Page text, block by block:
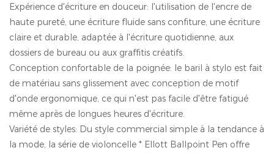
Expérience d'écriture en douceur: l'utilisation de l'encre de
haute pureté, une écriture fluide sans confiture, une écriture
claire et durable, adaptée à l'écriture quotidienne, aux
dossiers de bureau ou aux graffitis créatifs.
Conception confortable de la poignée: le baril à stylo est fait
de matériau sans glissement avec conception de motif
d'onde ergonomique, ce qui n'est pas facile d'être fatigué
même après de longues heures d'écriture.
Variété de styles: Du style commercial simple à la tendance à
la mode, la série de violoncelle * Ellott Ballpoint Pen offre